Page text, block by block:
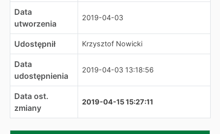
Data
utworzenia
2019-04-03
Udostępnił Krzysztof Nowicki
Data
udostępnienia
2019-04-03 13:18:56
Data ost.
zmiany
2019-04-15 15:27:11